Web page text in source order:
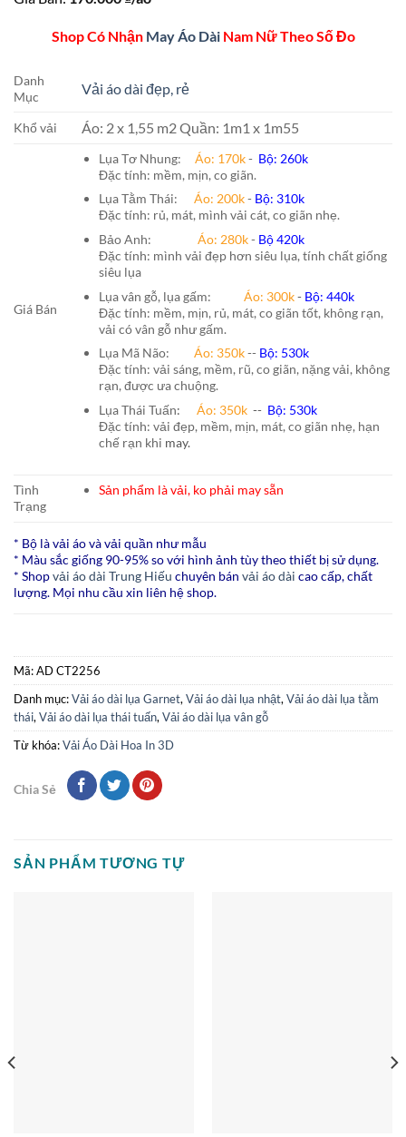
Shop Có Nhận May Áo DàiNam Nữ Theo Số Đo
Danh
Mục
Vải áo dài đẹp, rẻ
Khổ vải Áo: 2 x 1,55 m2 Quần: 1m1 x 1m55
Giá Bán
Lụa Tơ Nhung: Áo: 170k- Bộ: 260k
Đặc tính: mềm, mịn, co giãn.
Lụa Tằm Thái: Áo: 200k- Bộ: 310k
Đặc tính: rủ, mát, mình vải cát, co giãn nhẹ.
Bảo Anh: Áo: 280k- Bộ 420k
Đặc tính: mình vải đẹp hơn siêu lụa, tính chất giống
siêu lụa
Lụa vân gỗ, lụa gấm: Áo: 300k- Bộ: 440k
Đặc tính: mềm, mịn, rủ, mát, co giãn tốt, không rạn,
vải có vân gỗ như gấm.
Lụa Mã Não: Áo: 350k-- Bộ: 530k
Đặc tính: vải sáng, mềm, rũ, co giãn, nặng vải, không
rạn, được ưa chuộng.
Lụa Thái Tuấn: Áo: 350k-- Bộ: 530k
Đặc tính: vải đẹp, mềm, mịn, mát, co giãn nhẹ, hạn
chế rạn khi may.
Tình
Trạng
Sản phẩm là vải, ko phải may sẵn
* Bộ là vải áo và vải quần như mẫu
* Màu sắc giống 90-95% so với hình ảnh tùy theo thiết bị sử dụng.
* Shopvải áo dài Trung Hiếu chuyên bán vải áo dài cao cấp, chất
lượng. Mọi nhu cầu xin liên hệ shop.
Mã:AD CT2256
Danh mục:Vải áo dài lụa Garnet, Vải áo dài lụa nhật, Vải áo dài lụa tằm
thái, Vải áo dài lụa thái tuấn, Vải áo dài lụa vân gỗ
Từ khóa:Vải Áo Dài Hoa In 3D
Chia Sẻ
SẢN PHẨM TƯƠNG TỰ